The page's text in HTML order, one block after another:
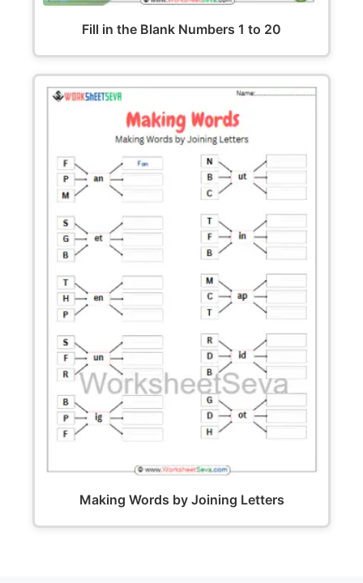
Fill in the Blank Numbers 1 to 20
Making Words by Joining Letters